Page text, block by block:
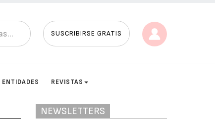
SUSCRIBIRSE GRATIS
ENTIDADES REVISTAS
NEWSLETTERS